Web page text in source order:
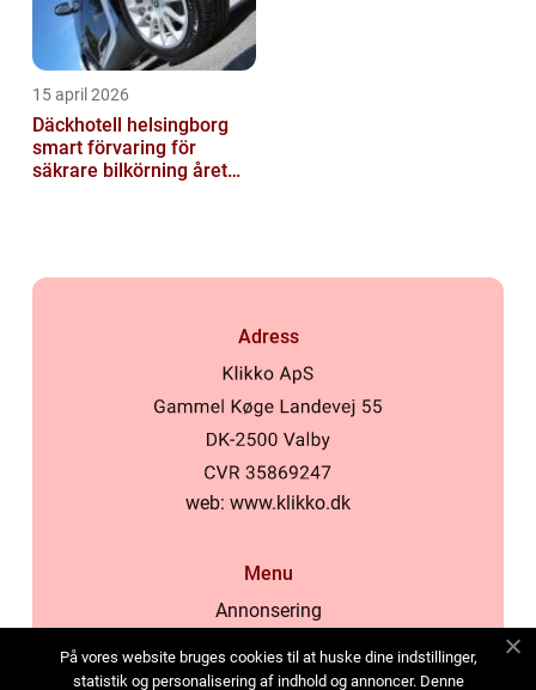
15 april 2026
Däckhotell helsingborg
smart förvaring för
säkrare bilkörning året
Adress
web: www.klikko.dk
Menu
Annonsering
Cookies
På vores website bruges cookies til at huske dine indstillinger,
statistik og personalisering af indhold og annoncer. Denne